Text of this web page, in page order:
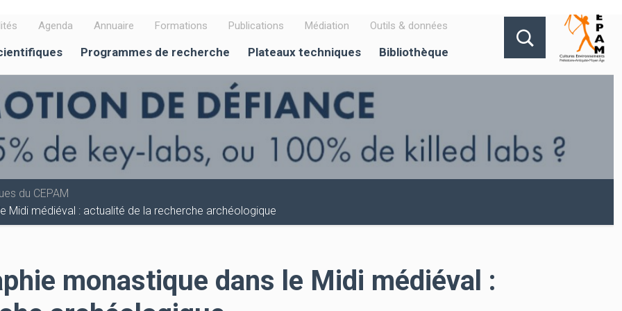
Agenda Annuaire Formations Publications Médiation Outils & données
Programmes de recherche Plateaux techniques Bibliothèque
du CEPAM
Midi médiéval : actualité de la recherche archéologique
monastique dans le Midi médiéval :